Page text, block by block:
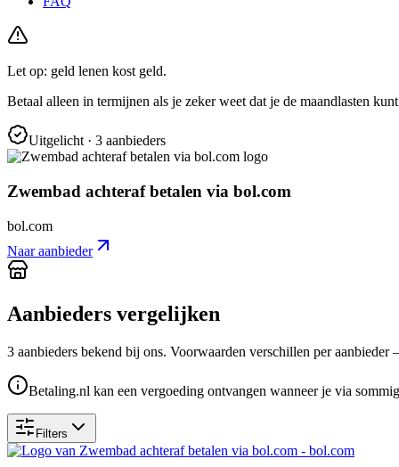
Let op: geld lenen kost geld.
Betaal alleen in termijnen als je zeker weet dat je de maandlasten
Uitgelicht· 3 aanbieders
Zwembad achteraf betalen via bol.com
bol.com
Naar aanbieder
Aanbieders vergelijken
3 aanbieders bekend bij ons. Voorwaarden verschillen per
Betaling.nl kan een vergoeding ontvangen wanneer je via
Filters